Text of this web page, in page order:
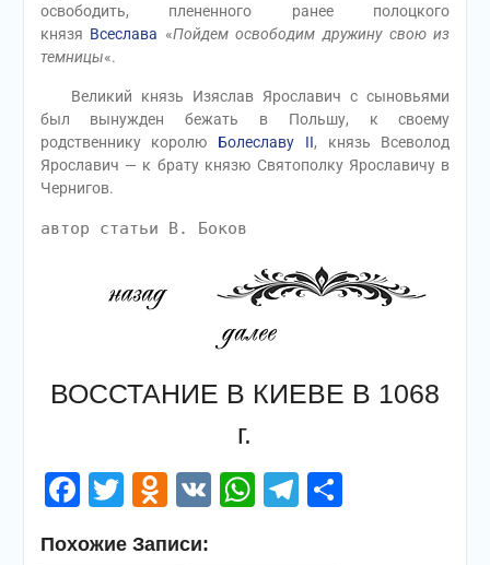
освободить, плененного ранее полоцкого
князя Всеслава «Пойдем освободим дружину свою из
темницы«.
Великий князь Изяслав Ярославич с сыновьями
был вынужден бежать в Польшу, к своему
родственнику королю Болеславу II, князь Всеволод
Ярославич — к брату князю Святополку Ярославичу в
Чернигов.
автор статьи В. Боков
ВОССТАНИЕ В КИЕВЕ В 1068
г.
Facebook
Twitter
Odnoklassniki
VK WhatsApp
Telegram
Похожие Записи: